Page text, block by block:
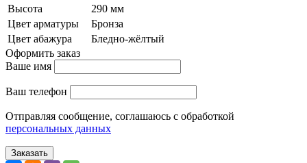
Высота
290 мм
Цвет арматуры
Бронза
Цвет абажура
Бледно-жёлтый
Оформить заказ
Ваше имя
Ваш телефон
Отправляя сообщение, соглашаюсь с обработкой
персональных данных
Заказать